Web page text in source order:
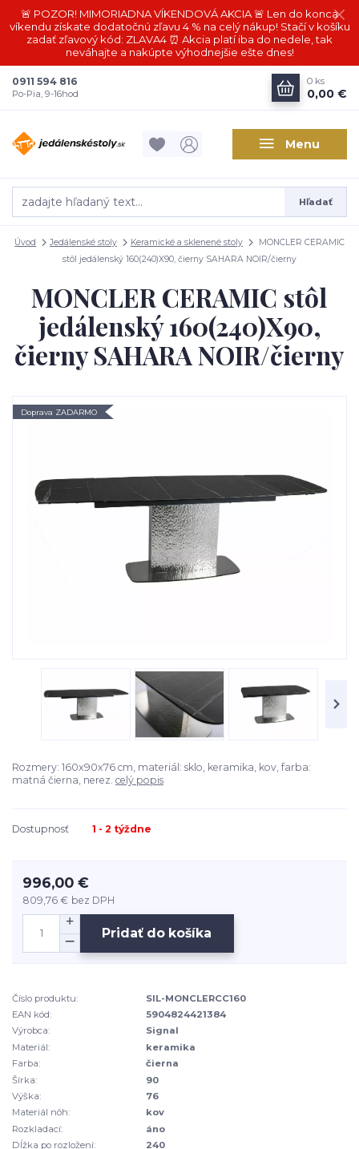
🚨 POZOR! MIMORIADNA VÍKENDOVÁ AKCIA 🚨 Len do konca
víkendu získate dodatočnú zľavu 4 % na celý nákup! Stačí v košíku
zadať zľavový kód: ZLAVA4 ⏰ Akcia platí iba do nedele, tak
neváhajte a nakúpte výhodnejšie ešte dnes!
Menu
Hľadať
0911 594 816
Po-Pia, 9-16hod
0 ks
0,00 €
Úvod Jedálenské stoly Keramické a sklenené stoly
MONCLER CERAMIC
stôl jedálenský 160(240)X90, čierny SAHARA NOIR/čierny
MONCLER CERAMIC stôl
jedálenský 160(240)X90,
čierny SAHARA NOIR/čierny
Doprava ZADARMO
Rozmery: 160x90x76 cm, materiál: sklo, keramika, kov, farba:
matná čierna, nerez. celý popis
Dostupnosť 1 - 2 týždne
996,00 €
809,76 € bez DPH
Pridať do košíka
Číslo produktu:
SIL-MONCLERCC160
EAN kód:
5904824421384
Výrobca:
Signal
Materiál:
keramika
Farba:
čierna
Šírka:
90
Výška:
76
Materiál nôh:
kov
Rozkladací:
áno
Dĺžka po rozložení:
240